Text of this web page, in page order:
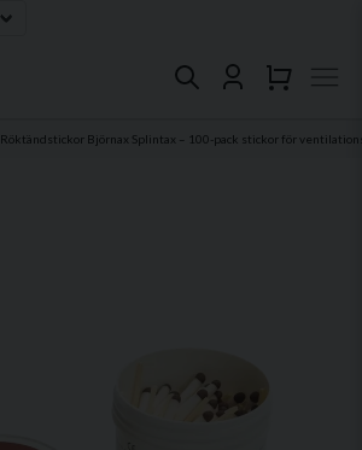
Röktändstickor Björnax Splintax – 100-pack stickor för